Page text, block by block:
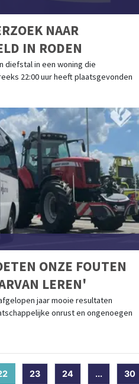
NAAR
IN RODEN
diefstal in een woning die
22:00 uur heeft plaatsgevonden
ONZE FOUTEN
LEREN'
jaar mooie resultaten
onrust en ongenoegen
(current)
23 24 ... 30